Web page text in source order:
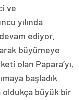
ve
yılında
ediyor.
büyümeye
olan Papara’yı,
başladık
oldukça büyük bir